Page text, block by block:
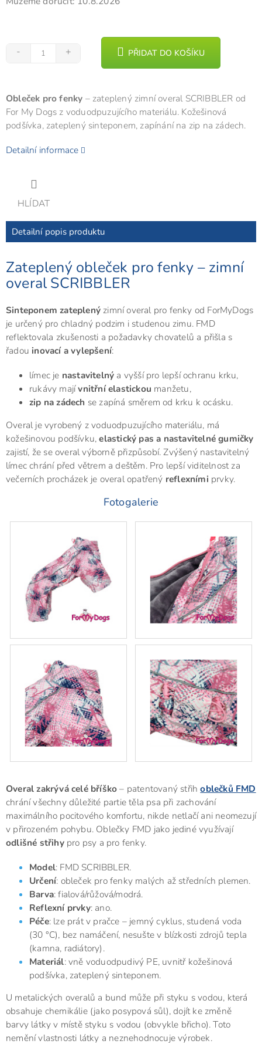
PŘIDAT DO KOŠÍKU
Obleček pro fenky – zateplený zimní overal SCRIBBLER od
For My Dogs z voduodpuzujícího materiálu. Kožešinová
podšívka, zateplený sinteponem, zapínání na zip na zádech.
Detailní informace
HLÍDAT
Detailní popis produktu
Zateplený obleček pro fenky – zimní
overal SCRIBBLER
Sinteponem zateplený zimní overal pro fenky od ForMyDogs
je určený pro chladný podzim i studenou zimu. FMD
reflektovala zkušenosti a požadavky chovatelů a přišla s
řadou inovací a vylepšení:
límec je nastavitelný a vyšší pro lepší ochranu krku,
rukávy majívnitřní elastickou manžetu,
zip na zádech se zapíná směrem od krku k ocásku.
Overal je vyrobený z voduodpuzujícího materiálu, má
kožešinovou podšívku,elastický pas a nastavitelné gumičky
zajistí, že se overal výborně přizpůsobí. Zvýšený nastavitelný
límec chrání před větrem a deštěm. Pro lepší viditelnost za
večerních procházek je overal opatřený reflexními prvky.
Fotogalerie
Overal zakrývá celé bříško– patentovaný střihoblečků FMD
chrání všechny důležité partie těla psa při zachování
maximálního pocitového komfortu, nikde netlačí ani neomezují
v přirozeném pohybu. Oblečky FMD jako jediné využívají
odlišné střihypro psy a pro fenky.
Model: FMD SCRIBBLER.
Určení: obleček pro fenky malých až středních plemen.
Barva: fialová/růžová/modrá.
Reflexní prvky: ano.
Péče: lze prát v pračce – jemný cyklus, studená voda
(30 °C), bez namáčení, nesušte v blízkosti zdrojů tepla
(kamna, radiátory).
Materiál: vně voduodpudivý PE, uvnitř kožešinová
podšívka, zateplený sinteponem.
U metalických overalů a bund může při styku s vodou, která
obsahuje chemikálie (jako posypová sůl), dojít ke změně
barvy látky v místě styku s vodou (obvykle břicho). Toto
nemění vlastnosti látky a neznehodnocuje výrobek.